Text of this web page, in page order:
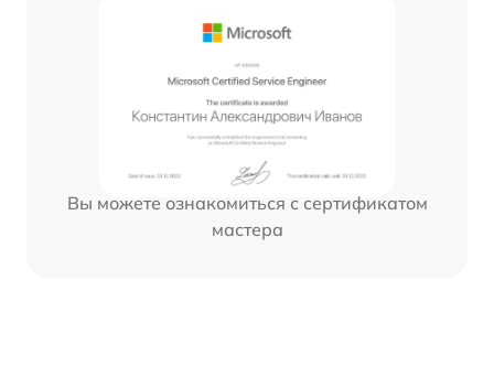
Вы можете ознакомиться с сертификатом
мастера